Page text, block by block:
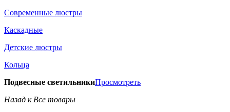
Современные люстры
Каскадные
Детские люстры
Кольца
Подвесные светильникиПросмотреть
Назад к Все товары